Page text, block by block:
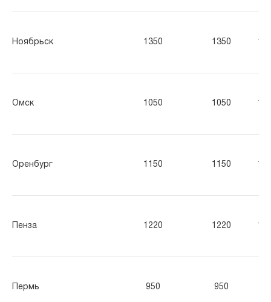
Ноябрьск 1350 1350
Омск 1050 1050
Оренбург 1150 1150
Пенза 1220 1220
Пермь 950 950